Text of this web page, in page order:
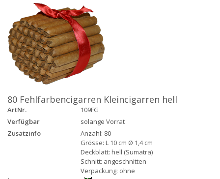
80 Fehlfarbencigarren Kleincigarren hell
ArtNr.
109FG
Verfügbar
solange Vorrat
Zusatzinfo
Anzahl: 80
Grösse: L 10 cm Ø 1,4 cm
Deckblatt: hell (Sumatra)
Schnitt: angeschnitten
Verpackung: ohne